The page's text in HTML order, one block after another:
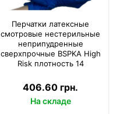
Перчатки латексные
смотровые нестерильные
неприпудренные
сверхпрочные BSPKA High
Risk плотность 14
406.60 грн.
На складе